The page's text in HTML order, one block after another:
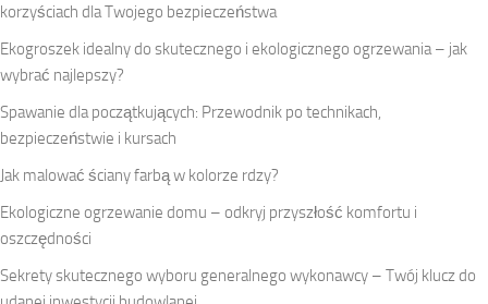
korzyściach dla Twojego bezpieczeństwa
Ekogroszek idealny do skutecznego i ekologicznego ogrzewania – jak
wybrać najlepszy?
Spawanie dla początkujących: Przewodnik po technikach,
bezpieczeństwie i kursach
Jak malować ściany farbą w kolorze rdzy?
Ekologiczne ogrzewanie domu – odkryj przyszłość komfortu i
oszczędności
Sekrety skutecznego wyboru generalnego wykonawcy – Twój klucz do